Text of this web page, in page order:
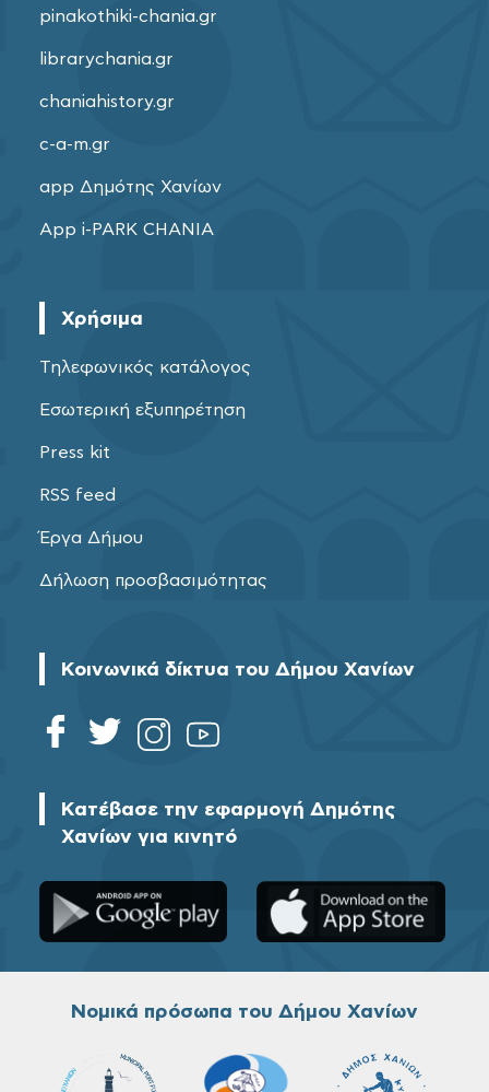
pinakothiki-chania.gr
librarychania.gr
chaniahistory.gr
c-a-m.gr
app Δημότης Χανίων
App i-PARK CHANIA
Χρήσιμα
Τηλεφωνικός κατάλογος
Εσωτερική εξυπηρέτηση
Press kit
RSS feed
Έργα Δήμου
Δήλωση προσβασιμότητας
Κοινωνικά δίκτυα του Δήμου Χανίων
Κατέβασε την εφαρμογή Δημότης
Χανίων για κινητό
Νομικά πρόσωπα του Δήμου Χανίων